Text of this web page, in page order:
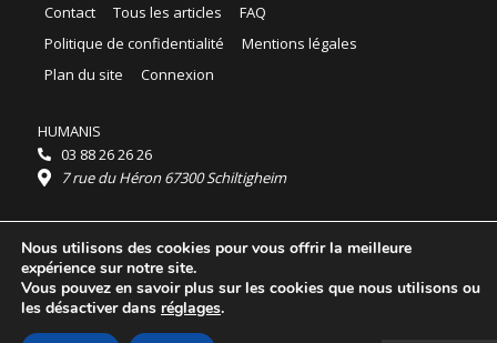
Contact Tous les articles
FAQ
Politique de confidentialité
Mentions légales
Plan du site
Connexion
HUMANIS
03 88 26 26 26
7 rue du Héron 67300 Schiltigheim
Horaires :
HUMANIS : du lundi au vendredi 9h - 18h
Ordidocaz : du lundi au vendredi 8h - 19h
© 2025 HUMANIS, tous droits réservés.
Licence Creative Commons Attribution 4.0
Nous utilisons des cookies pour vous offrir la meilleure
expérience sur notre site.
Vous pouvez en savoir plus sur les cookies que nous utilisons ou
les désactiver dans réglages.